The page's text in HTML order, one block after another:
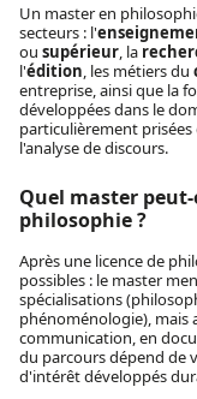
Un master en
secteurs : l'
ou supérieur, la
l'édition, les métiers du
entreprise, ainsi que la
développées dans le
particulièrement prisées
l'analyse de discours.
Quel master
philosophie ?
Après une licence de
possibles : le master
spécialisations
phénoménologie), mais
communication, en
du parcours dépend de
d'intérêt développés